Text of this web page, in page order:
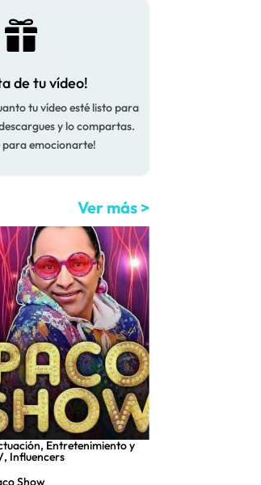

de tu vídeo!
tu vídeo esté listo para
y lo compartas.
para emocionarte!
Ver más >
, Entretenimiento y
, Influencers
Show